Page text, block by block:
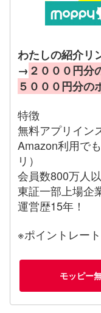
わたしの紹介リ
→ ２０００円分
５０００円分の
特徴
無料アプリイン
Amazon利用で
リ）
会員数800万人以
東証一部上場企
運営歴15年！
※ポイントレー
モッピー